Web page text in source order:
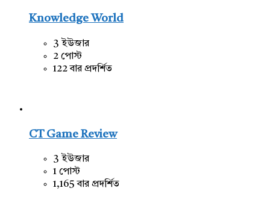
Knowledge World
3 ইউজার
2 পোস্ট
122 বার প্রদর্শিত
CT Game Review
3 ইউজার
1 পোস্ট
1,165 বার প্রদর্শিত